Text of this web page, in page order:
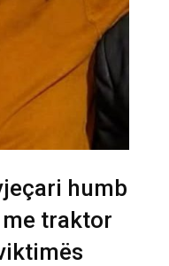
humb
traktor